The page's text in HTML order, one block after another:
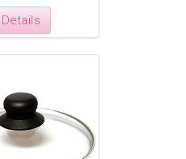
Details